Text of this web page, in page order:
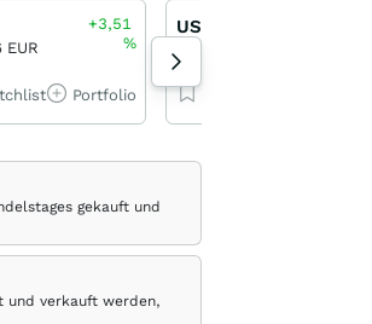
EUR
+3,51
%
Portfolio
US Tech 100
gekauft und
und verkauft werden,